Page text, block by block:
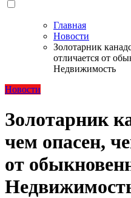
Главная
Новости
Золотарник
отличается от
Недвижимость
Новости
Золотарник
чем опасен,
от